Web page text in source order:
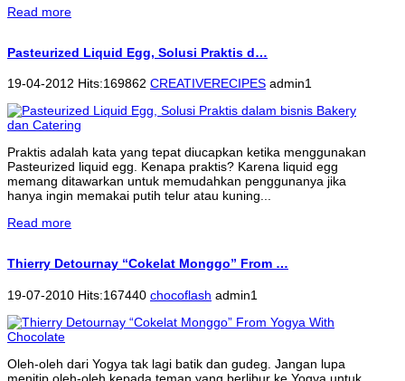
Read more
Pasteurized Liquid Egg, Solusi Praktis d…
19-04-2012 Hits:169862 CREATIVERECIPES admin1
Praktis adalah kata yang tepat diucapkan ketika menggunakan
Pasteurized liquid egg. Kenapa praktis? Karena liquid egg
memang ditawarkan untuk memudahkan penggunanya jika
hanya ingin memakai putih telur atau kuning...
Read more
Thierry Detournay “Cokelat Monggo” From …
19-07-2010 Hits:167440 chocoflash admin1
Oleh-oleh dari Yogya tak lagi batik dan gudeg. Jangan lupa
menitip oleh-oleh kepada teman yang berlibur ke Yogya untuk